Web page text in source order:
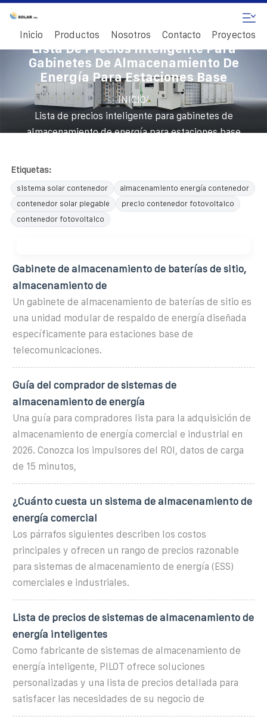
Inicio Productos Nosotros Contacto Proyectos
Lista De Precios Inteligente Para
Gabinetes De Almacenamiento De
Energía Para Estaciones Base
INICIO/
Lista de precios inteligente para gabinetes de
almacenamiento de energía para estaciones base
Etiquetas:
sistema solar contenedor
almacenamiento energía contenedor
contenedor solar plegable
precio contenedor fotovoltaico
contenedor fotovoltaico
Gabinete de almacenamiento de baterías de sitio,
almacenamiento de
Un gabinete de almacenamiento de baterías de sitio es
una unidad modular de respaldo de energía diseñada
específicamente para estaciones base de
telecomunicaciones.
Guía del comprador de sistemas de
almacenamiento de energía
Una guía para compradores lista para la adquisición de
almacenamiento de energía comercial e industrial en
2026. Conozca los impulsores del ROI, datos de carga
de 15 minutos,
¿Cuánto cuesta un sistema de almacenamiento de
energía comercial
Los párrafos siguientes describen los costos
principales y ofrecen un rango de precios razonable
para sistemas de almacenamiento de energía (ESS)
comerciales e industriales.
Lista de precios de sistemas de almacenamiento de
energía inteligentes
Como fabricante de sistemas de almacenamiento de
energía inteligente, PILOT ofrece soluciones
personalizadas y una lista de precios detallada para
satisfacer las necesidades de su negocio de